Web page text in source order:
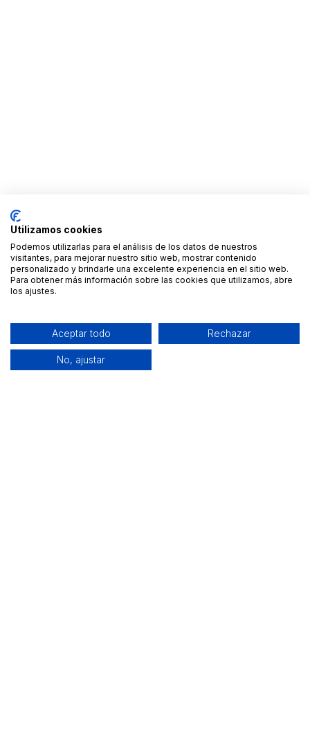
Utilizamos cookies
Podemos utilizarlas para el análisis de los datos de nuestros
visitantes, para mejorar nuestro sitio web, mostrar contenido
personalizado y brindarle una excelente experiencia en el sitio web.
Para obtener más información sobre las cookies que utilizamos, abre
los ajustes.
Aceptar todo Rechazar
No, ajustar